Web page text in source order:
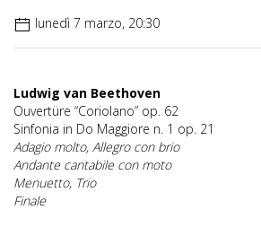
lunedì 7 marzo, 20:30
Ludwig van Beethoven
Ouvertüre “Coriolano” op. 62
Sinfonia in Do Maggiore n. 1 op. 21
Adagio molto, Allegro con brio
Andante cantabile con moto
Menuetto, Trio
Finale